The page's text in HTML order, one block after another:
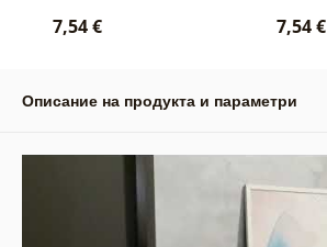
7,54 € 7,54 €
Описание на продукта и параметри